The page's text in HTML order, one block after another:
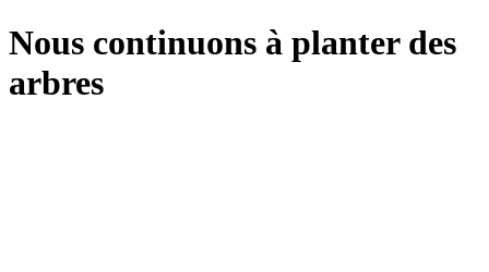
Nous continuons à planter des
arbres